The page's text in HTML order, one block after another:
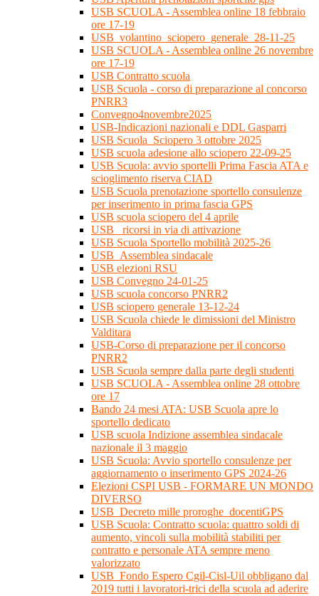
USB SCUOLA - Assemblea online 18 febbraio
ore 17-19
USB_volantino_sciopero_generale_28-11-25
USB SCUOLA - Assemblea online 26 novembre
ore 17-19
USB Contratto scuola
USB Scuola - corso di preparazione al concorso
PNRR3
Convegno4novembre2025
USB-Indicazioni nazionali e DDL Gasparri
USB Scuola_Sciopero 3 ottobre 2025
USB scuola adesione allo sciopero 22-09-25
USB Scuola: avvio sportelli Prima Fascia ATA e
scioglimento riserva CIAD
USB Scuola prenotazione sportello consulenze
per inserimento in prima fascia GPS
USB scuola sciopero del 4 aprile
USB_ ricorsi in via di attivazione
USB Scuola Sportello mobilità 2025-26
USB_Assemblea sindacale
USB elezioni RSU
USB Convegno 24-01-25
USB scuola concorso PNRR2
USB sciopero generale 13-12-24
USB Scuola chiede le dimissioni del Ministro
Valditara
USB-Corso di preparazione per il concorso
PNRR2
USB Scuola sempre dalla parte degli studenti
USB SCUOLA - Assemblea online 28 ottobre
ore 17
Bando 24 mesi ATA: USB Scuola apre lo
sportello dedicato
USB scuola Indizione assemblea sindacale
nazionale il 3 maggio
USB Scuola: Avvio sportello consulenze per
aggiornamento o inserimento GPS 2024-26
Elezioni CSPI USB - FORMARE UN MONDO
DIVERSO
USB_Decreto mille proroghe_docentiGPS
USB Scuola: Contratto scuola: quattro soldi di
aumento, vincoli sulla mobilità stabiliti per
contratto e personale ATA sempre meno
valorizzato
USB_Fondo Espero Cgil-Cisl-Uil obbligano dal
2019 tutti i lavoratori-trici della scuola ad aderire